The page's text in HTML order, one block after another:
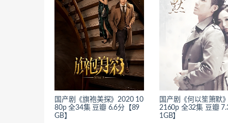
国产剧《旗袍美探》2020 10
80p 全34集 豆瓣 6.6分【89
GB】
国产剧《何以笙箫默
2160p 全32集 豆瓣
1GB】